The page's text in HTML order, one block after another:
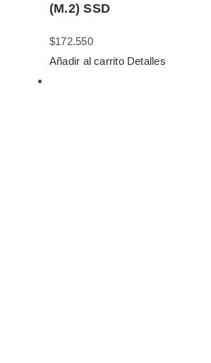
(M.2) SSD
$172.550
Añadir al carrito Detalles